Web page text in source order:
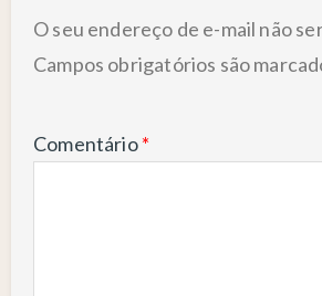
O seu endereço de e-mail não
Campos obrigatórios são
Comentário*